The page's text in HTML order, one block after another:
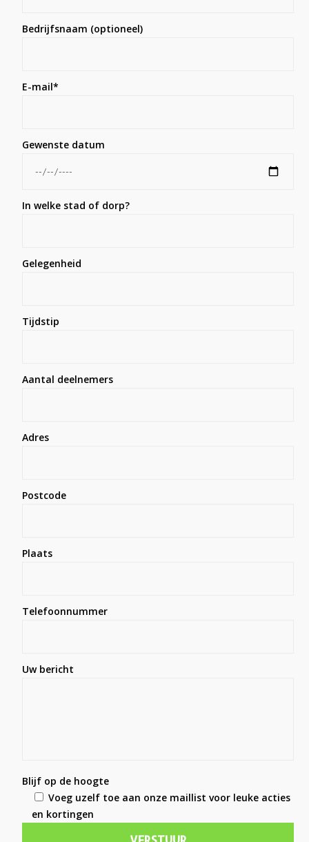
Bedrijfsnaam (optioneel)
E-mail*
Gewenste datum
In welke stad of dorp?
Gelegenheid
Tijdstip
Aantal deelnemers
Adres
Postcode
Plaats
Telefoonnummer
Uw bericht
Blijf op de hoogte
Voeg uzelf toe aan onze maillist voor leuke acties
en kortingen